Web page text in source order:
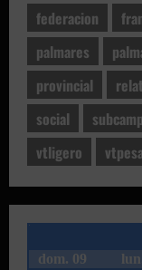
federacion
palmares
provincial
social
vtligero